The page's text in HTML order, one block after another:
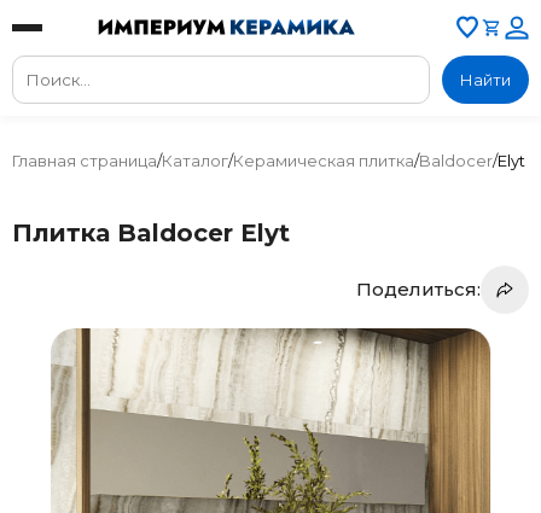
Найти
Главная страница/Каталог/Керамическая плитка/Baldocer/Elyt
Плитка Baldocer Elyt
Поделиться: